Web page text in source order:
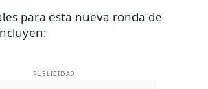
para esta nueva ronda de
PUBLICIDAD